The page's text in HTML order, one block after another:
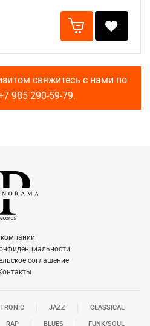
свяжитесь с нами по
985 290-59-79.
соглашение
JAZZ CLASSICAL
RAP BLUES FUNK/SOUL